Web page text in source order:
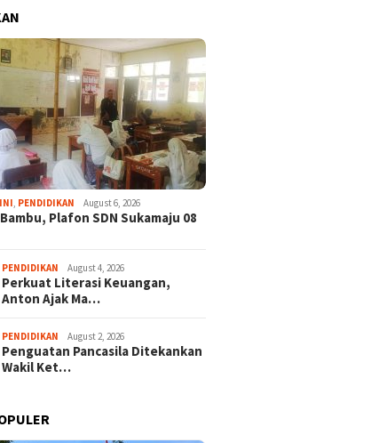
PENDIDIKAN August 6, 2026
Plafon SDN Sukamaju 08
PENDIDIKAN August 4, 2026
Perkuat Literasi Keuangan,
Anton Ajak Ma…
PENDIDIKAN August 2, 2026
Penguatan Pancasila Ditekankan
Wakil Ket…